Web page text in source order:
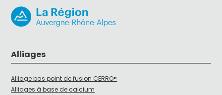
Alliages
Alliage bas point de fusion CERRO®
Alliages à base de calcium